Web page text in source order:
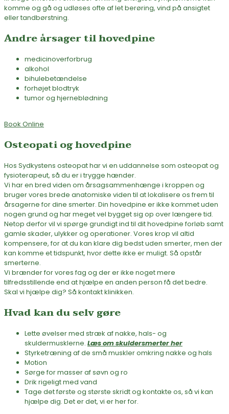
komme og gå og udløses ofte af let berøring, vind på ansigtet
eller tandbørstning.
Andre årsager til hovedpine
medicinoverforbrug
alkohol
bihulebetændelse
forhøjet blodtryk
tumor og hjerneblødning
Book Online
Osteopati og hovedpine
Hos Sydkystens osteopat har vi en uddannelse som osteopat og
fysioterapeut, så du er i trygge hænder.
Vi har en bred viden om årsagsammenhænge i kroppen og
bruger vores brede anatomiske viden til at lokalisere os frem til
årsagerne for dine smerter. Din hovedpine er ikke kommet uden
nogen grund og har meget vel bygget sig op over længere tid.
Netop derfor vil vi spørge grundigt ind til dit hovedpine forløb samt
gamle skader, ulykker og operationer. Vores krop vil altid
kompensere, for at du kan klare dig bedst uden smerter, men der
kan komme et tidspunkt, hvor dette ikke er muligt. Så opstår
smerterne.
Vi brænder for vores fag og der er ikke noget mere
tilfredsstillende end at hjælpe en anden person få det bedre.
Skal vi hjælpe dig? Så kontakt klinikken.
Hvad kan du selv gøre
Lette øvelser med stræk af nakke, hals- og
skuldermusklerne. Læs om skuldersmerter her
Styrketræning af de små muskler omkring nakke og hals
Motion
Sørge for masser af søvn og ro
Drik rigeligt med vand
Tage det første og største skridt og kontakte os, så vi kan
hjælpe dig. Det er det, vi er her for.